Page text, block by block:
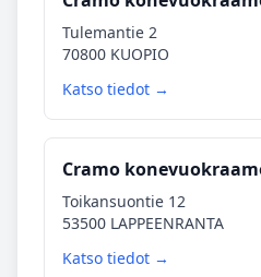
Tulemantie 2
70800 KUOPIO
Katso tiedot →
Cramo
Toikansuontie 12
53500 LAPPEENRANTA
Katso tiedot →